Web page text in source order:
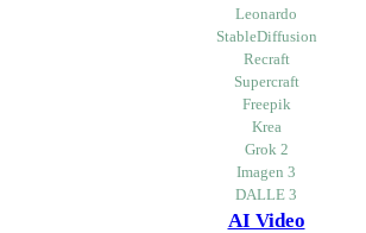
Leonardo
StableDiffusion
Recraft
Supercraft
Freepik
Krea
Grok 2
Imagen 3
DALLE 3
AI Video